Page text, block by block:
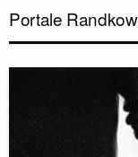
Portale